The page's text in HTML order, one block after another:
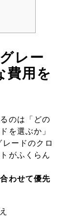
レー
費用を
のは「どの
を選ぶか」
ードのクロ
がふくらん
わせて優先